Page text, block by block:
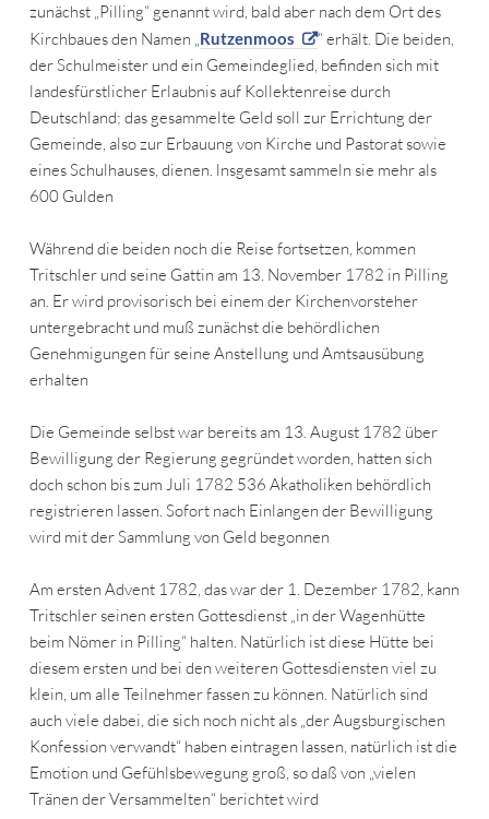
zunächst „Pilling“ genannt wird, bald aber nach dem Ort des
Kirchbaues den Namen „Rutzenmoos
“ erhält. Die beiden,
der Schulmeister und ein Gemeindeglied, befinden sich mit
landesfürstlicher Erlaubnis auf Kollektenreise durch
Deutschland; das gesammelte Geld soll zur Errichtung der
Gemeinde, also zur Erbauung von Kirche und Pastorat sowie
eines Schulhauses, dienen. lnsgesamt sammeln sie mehr als
600 Gulden
Während die beiden noch die Reise fortsetzen, kommen
Tritschler und seine Gattin am 13. November 1782 in Pilling
an. Er wird provisorisch bei einem der Kirchenvorsteher
untergebracht und muß zunächst die behördlichen
Genehmigungen für seine Anstellung und Amtsausübung
erhalten
Die Gemeinde selbst war bereits am 13. August 1782 über
Bewilligung der Regierung gegründet worden, hatten sich
doch schon bis zum Juli 1782 536 Akatholiken behördlich
registrieren lassen. Sofort nach Einlangen der Bewilligung
wird mit der Sammlung von Geld begonnen
Am ersten Advent 1782, das war der 1. Dezember 1782, kann
Tritschler seinen ersten Gottesdienst „in der Wagenhütte
beim Nömer in Pilling“ halten. Natürlich ist diese Hütte bei
diesem ersten und bei den weiteren Gottesdiensten viel zu
klein, um alle Teilnehmer fassen zu können. Natürlich sind
auch viele dabei, die sich noch nicht als „der Augsburgischen
Konfession verwandt“ haben eintragen lassen, natürlich ist die
Emotion und Gefühlsbewegung groß, so daß von „vielen
Tränen der Versammelten“ berichtet wird